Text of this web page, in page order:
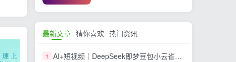
最新文章 猜你喜欢 热门资讯
1 AI+短视频｜DeepSeek即梦豆包小云雀全工具教学，从账号定位到剪映剪辑，零基础也能快速上手做爆款